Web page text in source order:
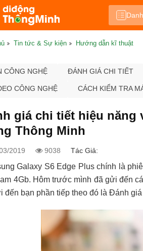
Tin tức & Sự kiện Hướng dẫn kĩ thuật
CÔNG NGHỆ ĐÁNH GIÁ CHI TIẾT
CÔNG NGHỆ CÁCH KIỂM TRA
giá chi tiết hiệu năng
Thông Minh
2019 9038 Tác Giả:
Galaxy S6 Edge Plus chính là
4Gb. Hôm trước mình đã gửi đến
đến bạn phần tiếp theo đó là Đánh